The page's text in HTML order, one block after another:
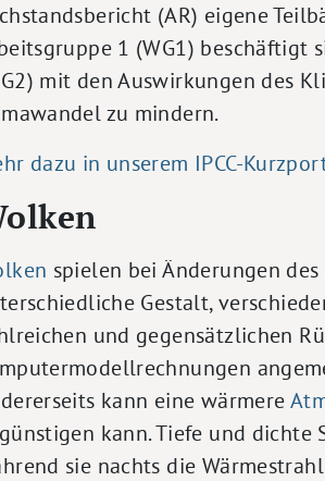
(AR) eigene
1 (WG1) beschäftigt
mit den Auswirkungen des
zu mindern.
dazu in unserem IPCC-
spielen bei Änderungen
Gestalt,
und gegensätzlichen
kann eine wärmere
kann. Tiefe und
sie nachts die